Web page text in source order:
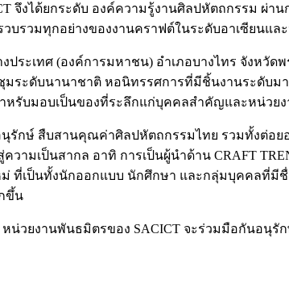
งได้ยกระดับ องค์ความรู้งานศิลปหัตถกรรม ผ่าน
รวบรวมทุกอย่างของงานคราฟต์ในระดับอาเซียนแ
งประเทศ (องค์การมหาชน) อำเภอบางไทร จังห
ะดับนานาชาติ หอนิทรรศการที่มีชิ้นงานระดับมา
ำหรับมอบเป็นของที่ระลึกแก่บุคคลสำคัญและหน่วย
รักษ์ สืบสานคุณค่าศิลปหัตถกรรมไทย รวมทั้งต่อ
วามเป็นสากล อาทิ การเป็นผู้นำด้าน CRAFT
ที่เป็นทั้งนักออกแบบ นักศึกษา และกลุ่มบุคคลที่
ขึ้น
หน่วยงานพันธมิตรของ SACICT จะร่วมมือกันอ